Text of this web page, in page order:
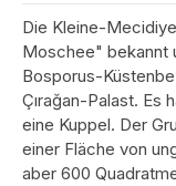
Die Kleine-
Moschee" bekannt
Bosporus-
Çırağan-Palast. Es
eine Kuppel. Der
einer Fläche von
aber 600